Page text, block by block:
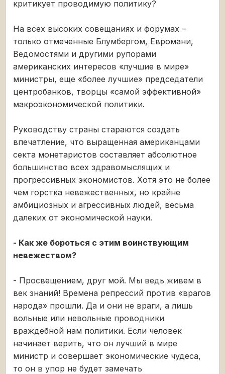
критикует проводимую политику?
На всех высоких совещаниях и форумах –
только отмеченные Блумбергом, Евромани,
Ведомостями и другими рупорами
американских интересов «лучшие в мире»
министры, еще «более лучшие» председатели
центробанков, творцы «самой эффективной»
макроэкономической политики.
Руководству страны стараются создать
впечатление, что выращенная американцами
секта монетаристов составляет абсолютное
большинство всех здравомыслящих и
прогрессивных экономистов. Хотя это не более
чем горстка невежественных, но крайне
амбициозных и агрессивных людей, весьма
далеких от экономической науки.
- Как же бороться с этим воинствующим
невежеством?
- Просвещением, друг мой. Мы ведь живем в
век знаний! Времена репрессий против «врагов
народа» прошли. Да и они не враги, а лишь
вольные или невольные проводники
враждебной нам политики. Если человек
начинает верить, что он лучший в мире
министр и совершает экономические чудеса,
то он в упор не будет замечать